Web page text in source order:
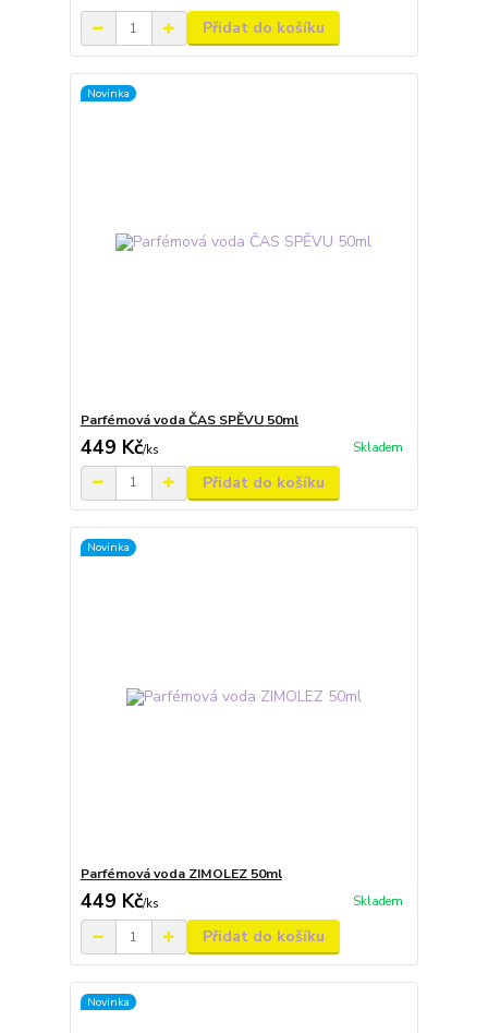
Přidat do košíku
Novinka
Parfémová voda ČAS SPĚVU 50ml
449 Kč/ks Skladem
Přidat do košíku
Novinka
Parfémová voda ZIMOLEZ 50ml
449 Kč/ks Skladem
Přidat do košíku
Novinka